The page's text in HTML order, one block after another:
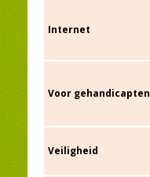
Internet
Voor gehandicapten
Veiligheid